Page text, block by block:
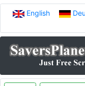
English